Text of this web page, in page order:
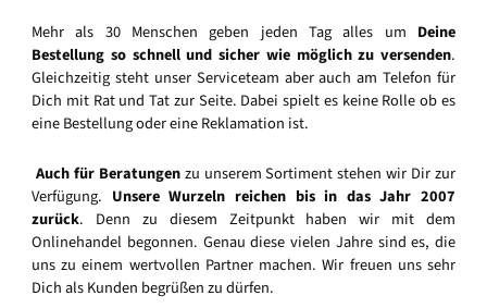
Mehr als 30 Menschen geben jeden Tag alles um Deine
Bestellung so schnell und sicher wie möglich zu versenden.
Gleichzeitig steht unser Serviceteam aber auch am Telefon für
Dich mit Rat und Tat zur Seite. Dabei spielt es keine Rolle ob es
eine Bestellung oder eine Reklamation ist.
Auch für Beratungenzu unserem Sortiment stehen wir Dir zur
Verfügung. Unsere Wurzeln reichen bis in das Jahr 2007
zurück. Denn zu diesem Zeitpunkt haben wir mit dem
Onlinehandel begonnen. Genau diese vielen Jahre sind es, die
uns zu einem wertvollen Partner machen. Wir freuen uns sehr
Dich als Kunden begrüßen zu dürfen.